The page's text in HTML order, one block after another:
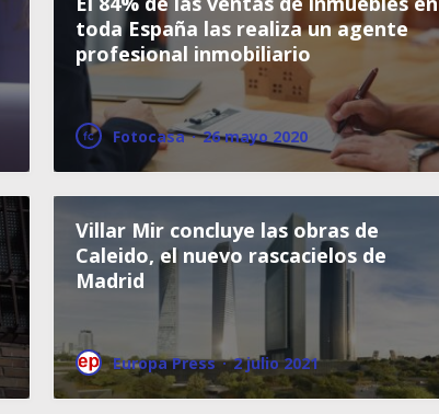
toda España las realiza un agente
profesional inmobiliario
Fotocasa · 26 mayo 2020
Villar Mir concluye las obras de
Caleido, el nuevo rascacielos de
Madrid
Europa Press · 2 julio 2021